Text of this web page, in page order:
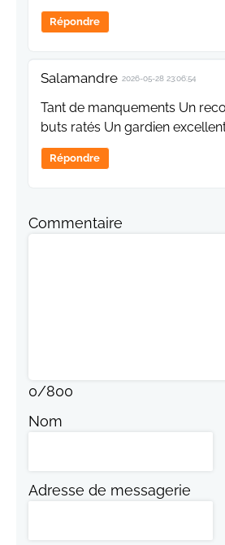
Répondre
Salamandre 2026-05-28 23:06:54
Tant de manquements Un
buts ratés Un gardien
Répondre
Commentaire
0/800
Nom
Adresse de messagerie